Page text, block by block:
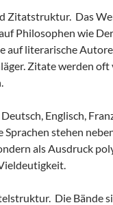
Zitatstruktur. Das
Philosophen wie
auf literarische
Zitate werden
Englisch,
Sprachen stehen
als Ausdruck
Die Bände